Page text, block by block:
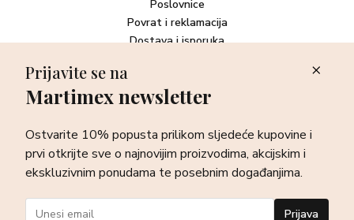
Poslovnice
Povrat i reklamacija
Dostava i isporuka
Newsletter
sve o najnovijim proizvodima, akcijskim i ekskluzivnim
ponudama te posebnim događanjima.
Prijava
Prijavite se na
Martimex newsletter
Ostvarite 10% popusta prilikom sljedeće kupovine i
prvi otkrijte sve o najnovijim proizvodima, akcijskim i
ekskluzivnim ponudama te posebnim događanjima.
Prijava